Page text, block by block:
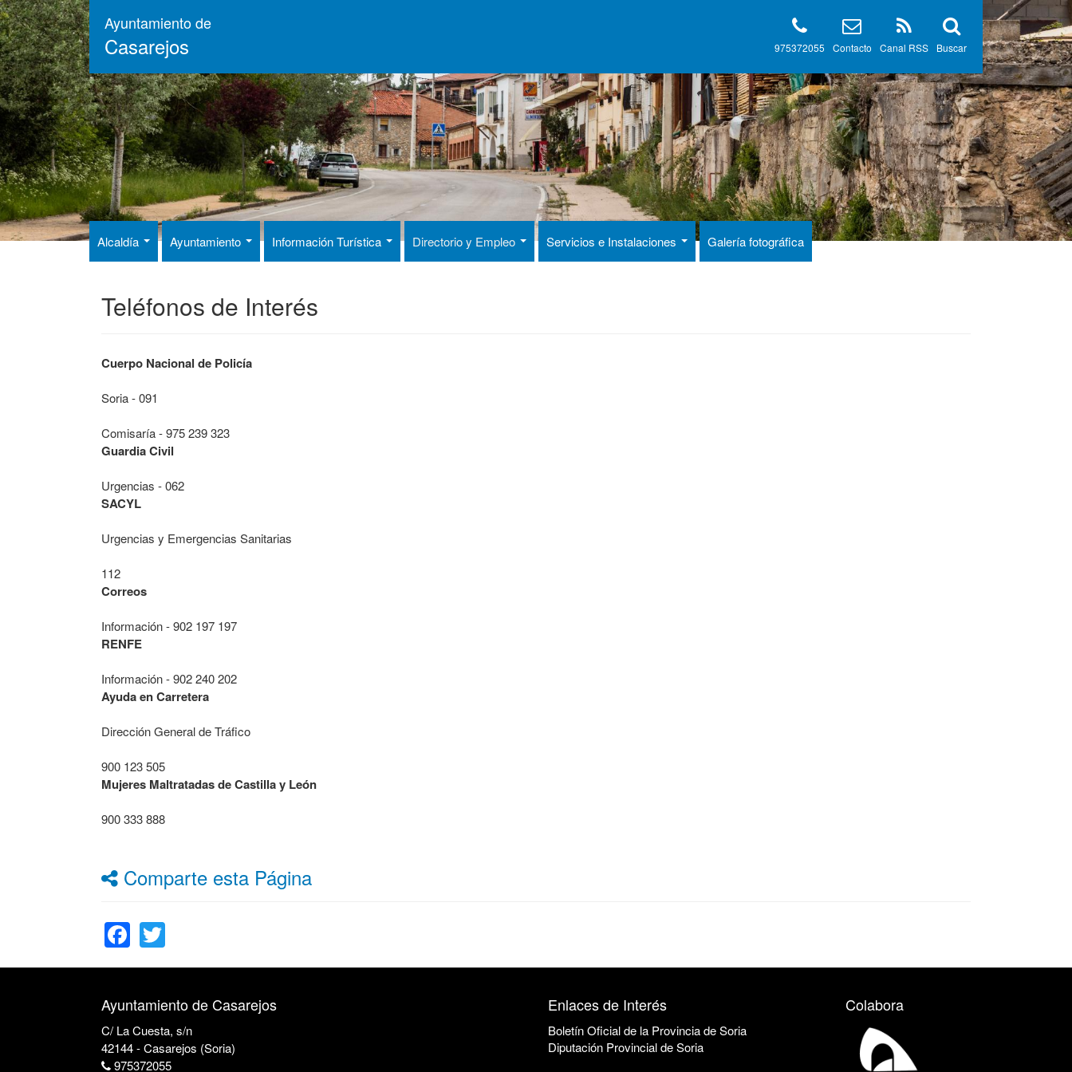
Pasar
al
contenido
principal
Ayuntamiento de
Casarejos Buscar
Canal RSS
Contacto
975372055
Alcaldía Ayuntamiento Información Turística Directorio y Empleo Servicios e Instalaciones Galería fotográfica
Teléfonos de Interés
Cuerpo Nacional de Policía
Soria - 091
Comisaría - 975 239 323
Guardia Civil
Urgencias - 062
SACYL
Urgencias y Emergencias Sanitarias
112
Correos
Información - 902 197 197
RENFE
Información - 902 240 202
Ayuda en Carretera
Dirección General de Tráfico
900 123 505
Mujeres Maltratadas de Castilla y León
900 333 888
Comparte esta Página
Facebook
Ayuntamiento de Casarejos
C/ La Cuesta, s/n
42144 - Casarejos (Soria)
975372055
Enlaces de Interés
Boletín Oficial de la Provincia de Soria
Diputación Provincial de Soria
Colabora